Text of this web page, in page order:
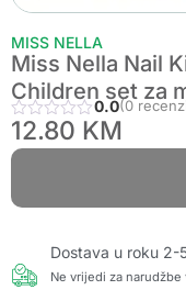
MISS NELLA
Miss Nella Nail
Children set za
0.0(0
12.80 KM
Dostava u roku 2-
Ne vrijedi za